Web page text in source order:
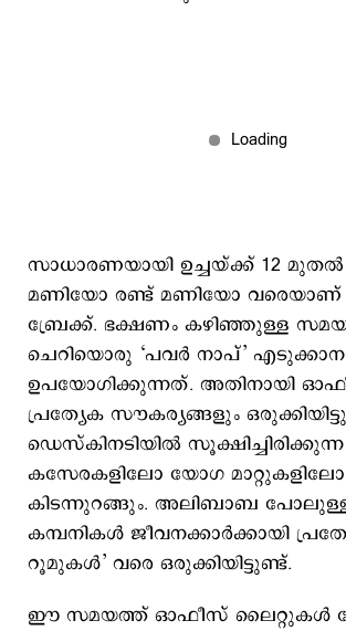
സാധാരണയായി ഉച്ചയ്ക്ക് 12
മണിയോ രണ്ട് മണിയോ വരെയാണ്
ബ്രേക്ക്. ഭക്ഷണം കഴിഞ്ഞുള്ള
ചെറിയൊരു ‘പവർ നാപ്’
ഉപയോഗിക്കുന്നത്. അതിനായി
പ്രത്യേക സൗകര്യങ്ങളും
ഡെസ്കിനടിയിൽ
കസേരകളിലോ യോഗ മാറ്റുകളിലോ
കിടന്നുറങ്ങും. അലിബാബ
കമ്പനികൾ ജീവനക്കാർക്കായി
റൂമുകൾ’ വരെ ഒരുക്കിയിട്ടുണ്ട്.
ഈ സമയത്ത് ഓഫീസ് ലൈറ്റുകൾ